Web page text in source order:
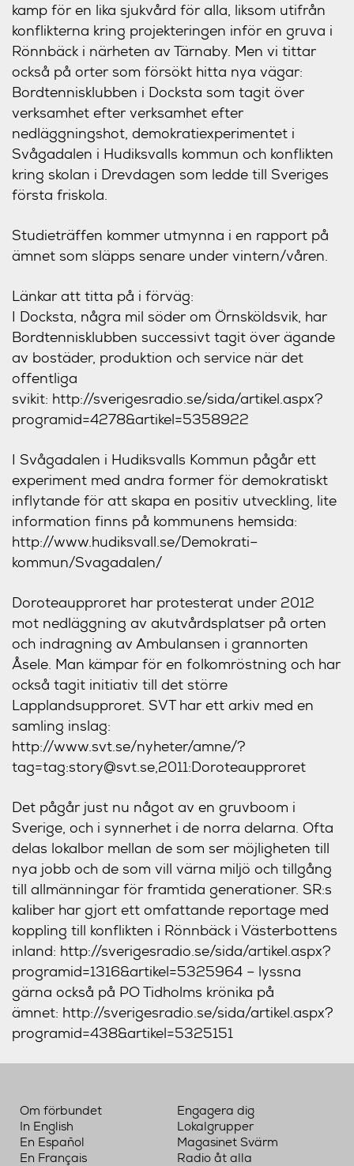
kamp för en lika sjukvård för alla, liksom utifrån
konflikterna kring projekteringen inför en gruva i
Rönnbäck i närheten av Tärnaby. Men vi tittar
också på orter som försökt hitta nya vägar:
Bordtennisklubben i Docksta som tagit över
verksamhet efter verksamhet efter
nedläggningshot, demokratiexperimentet i
Svågadalen i Hudiksvalls kommun och konflikten
kring skolan i Drevdagen som ledde till Sveriges
första friskola.
Studieträffen kommer utmynna i en rapport på
ämnet som släpps senare under vintern/våren.
Länkar att titta på i förväg:
I Docksta, några mil söder om Örnsköldsvik, har
Bordtennisklubben successivt tagit över ägande
av bostäder, produktion och service när det
offentliga
svikit: http://sverigesradio.se/sida/artikel.aspx?
programid=4278&artikel=5358922
I Svågadalen i Hudiksvalls Kommun pågår ett
experiment med andra former för demokratiskt
inflytande för att skapa en positiv utveckling, lite
information finns på kommunens hemsida:
http://www.hudiksvall.se/Demokrati–
kommun/Svagadalen/
Doroteaupproret har protesterat under 2012
mot nedläggning av akutvårdsplatser på orten
och indragning av Ambulansen i grannorten
Åsele. Man kämpar för en folkomröstning och har
också tagit initiativ till det större
Lapplandsupproret. SVT har ett arkiv med en
samling inslag:
http://www.svt.se/nyheter/amne/?
tag=tag:story@svt.se,2011:Doroteaupproret
Det pågår just nu något av en gruvboom i
Sverige, och i synnerhet i de norra delarna. Ofta
delas lokalbor mellan de som ser möjligheten till
nya jobb och de som vill värna miljö och tillgång
till allmänningar för framtida generationer. SR:s
kaliber har gjort ett omfattande reportage med
koppling till konflikten i Rönnbäck i Västerbottens
inland: http://sverigesradio.se/sida/artikel.aspx?
programid=1316&artikel=5325964 – lyssna
gärna också på PO Tidholms krönika på
ämnet: http://sverigesradio.se/sida/artikel.aspx?
programid=438&artikel=5325151
Om förbundet
In English
En Español
En Français
Engagera dig
Lokalgrupper
Magasinet Svärm
Radio åt alla